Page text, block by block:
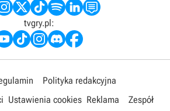
tvgry.pl:
Polityka redakcyjna
Ustawienia cookies Reklama Zespół